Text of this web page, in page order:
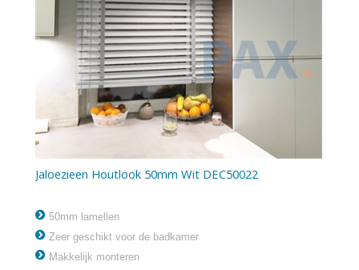
Jaloezieen Houtlook 50mm Wit DEC50022
50mm lamellen
Zeer geschikt voor de badkamer
Makkelijk monteren